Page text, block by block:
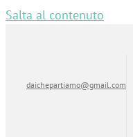
Salta al contenuto
daichepartiamo@gmail.com